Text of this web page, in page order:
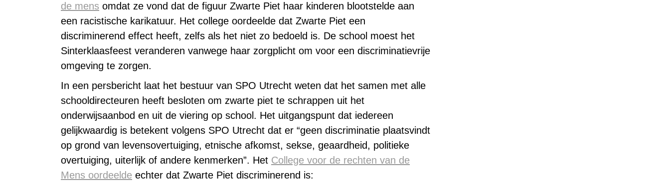
de mens omdat ze vond dat de figuur Zwarte Piet haar kinderen blootstelde aan
een racistische karikatuur. Het college oordeelde dat Zwarte Piet een
discriminerend effect heeft, zelfs als het niet zo bedoeld is. De school moest het
Sinterklaasfeest veranderen vanwege haar zorgplicht om voor een discriminatievrije
omgeving te zorgen.
In een persbericht laat het bestuur van SPO Utrecht weten dat het samen met alle
schooldirecteuren heeft besloten om zwarte piet te schrappen uit het
onderwijsaanbod en uit de viering op school. Het uitgangspunt dat iedereen
gelijkwaardig is betekent volgens SPO Utrecht dat er “geen discriminatie plaatsvindt
op grond van levensovertuiging, etnische afkomst, sekse, geaardheid, politieke
overtuiging, uiterlijk of andere kenmerken”. Het College voor de rechten van de
Mens oordeelde echter dat Zwarte Piet discriminerend is: